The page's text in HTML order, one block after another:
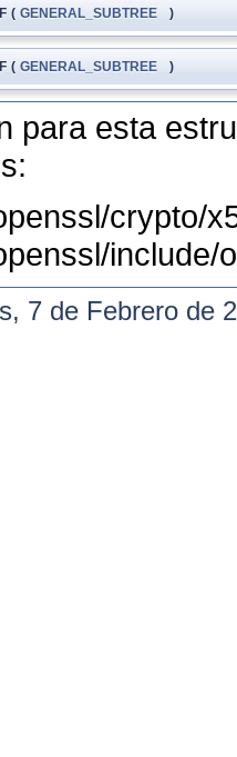
( GENERAL_SUBTREE )
( GENERAL_SUBTREE )
para esta
crypto/
include/
7 de Febrero de